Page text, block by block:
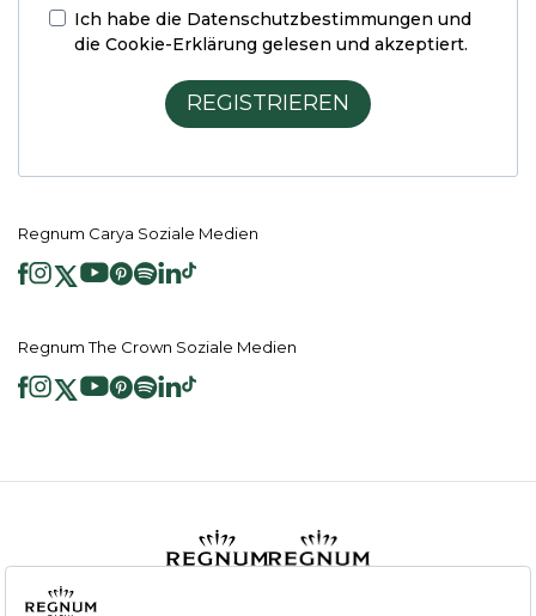
Ich habe die Datenschutzbestimmungen und
die Cookie-Erklärung gelesen und akzeptiert.
REGISTRIEREN
Regnum Carya Soziale Medien
Regnum The Crown Soziale Medien